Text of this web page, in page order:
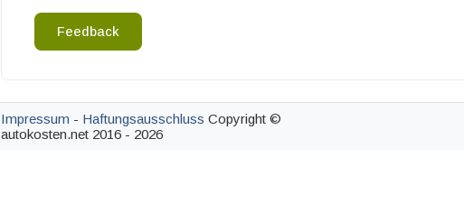
Feedback
Impressum - Haftungsausschluss Copyright ©
autokosten.net 2016 - 2026